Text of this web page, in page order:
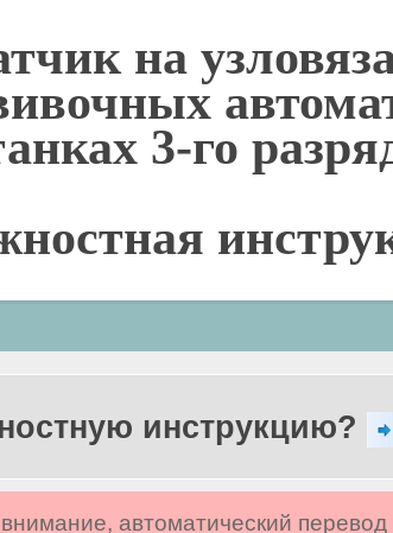
на
3-го
инструкцию?
автоматический